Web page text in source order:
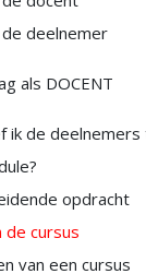
deelnemer
als DOCENT
ik de
opdracht
de cursus
van een cursus